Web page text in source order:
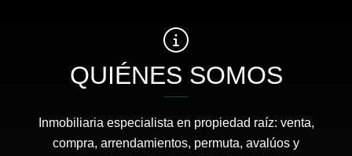
QUIÉNES SOMOS
Inmobiliaria especialista en propiedad raíz: venta,
compra, arrendamientos, permuta, avalúos y